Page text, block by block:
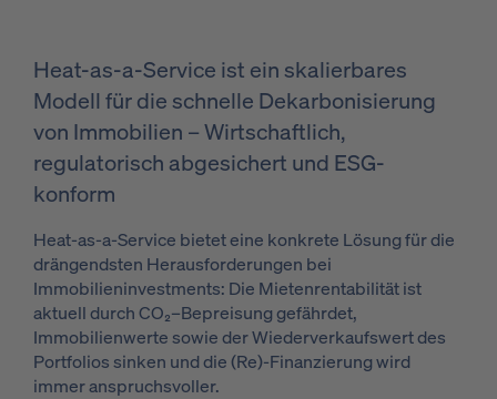
Heat-as-a-Service ist ein skalierbares
Modell für die schnelle Dekarbonisierung
von Immobilien – Wirtschaftlich,
regulatorisch abgesichert und ESG-
konform
Heat-as-a-Service bietet eine konkrete Lösung für die
drängendsten Herausforderungen bei
Immobilieninvestments: Die Mietenrentabilität ist
aktuell durch CO₂–Bepreisung gefährdet,
Immobilienwerte sowie der Wiederverkaufswert des
Portfolios sinken und die (Re)-Finanzierung wird
immer anspruchsvoller.